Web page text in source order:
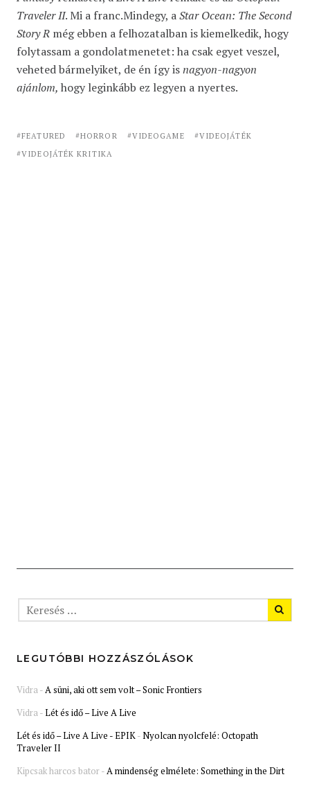
Traveler II. Mi a franc.Mindegy, aStar Ocean: The Second
Story R még ebben a felhozatalban is kiemelkedik, hogy
folytassam a gondolatmenetet: ha csak egyet veszel,
veheted bármelyiket, de én így isnagyon-nagyon
ajánlom, hogy leginkább ez legyen a nyertes.
FEATURED HORROR VIDEOGAME
VIDEOJÁTÉK
VIDEOJÁTÉK KRITIKA
LEGUTÓBBI HOZZÁSZÓLÁSOK
Vidra-A süni, aki ott sem volt – Sonic Frontiers
Vidra-Lét és idő – Live A Live
Lét és idő – Live A Live - EPIK-Nyolcan nyolcfelé: Octopath
Traveler II
Kipcsak harcos bator-A mindenség elmélete: Something in the Dirt